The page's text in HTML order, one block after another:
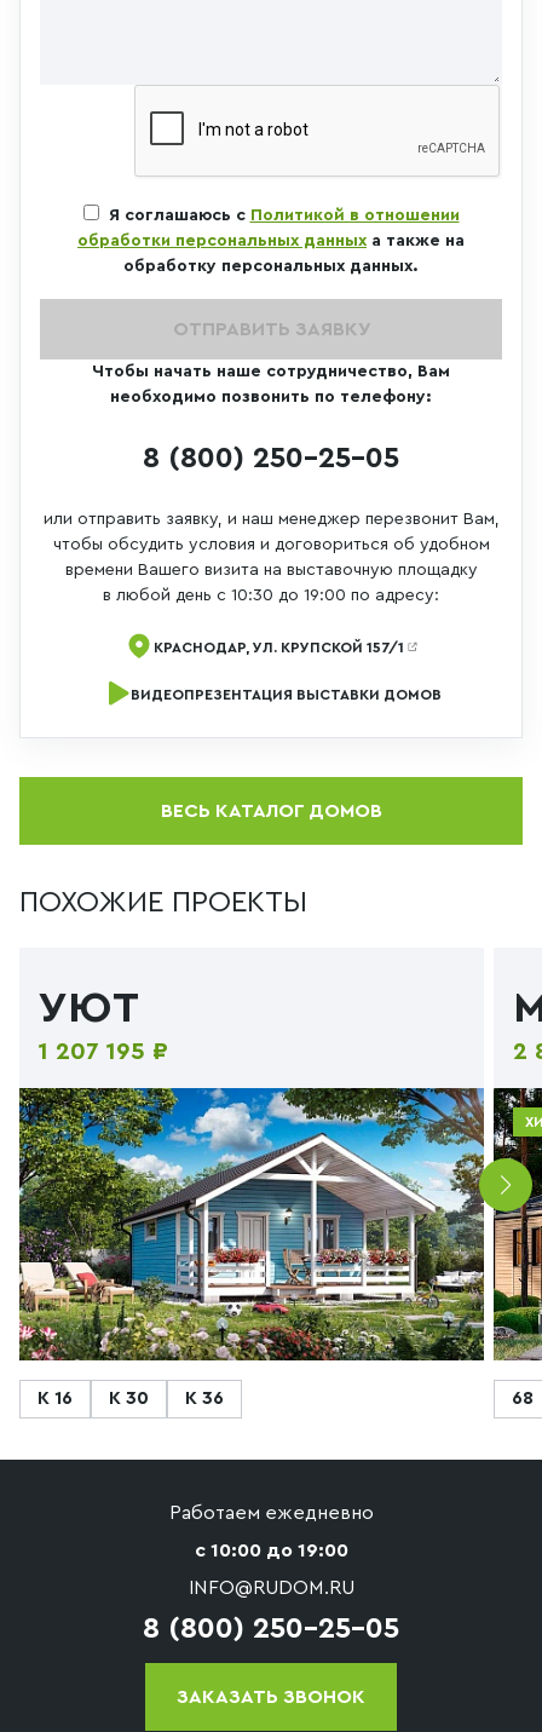
Чтобы начать наше сотрудничество, Вам
необходимо позвонить по телефону:
8 (800) 250-25-05
или отправить заявку, и наш менеджер перезвонит Вам,
чтобы обсудить условия и договориться об удобном
времени Вашего визита на выставочную площадку
в любой день с 10:30 до 19:00 по адресу:
КРАСНОДАР, УЛ. КРУПСКОЙ 157/1
ВИДЕОПРЕЗЕНТАЦИЯ ВЫСТАВКИ ДОМОВ
Я соглашаюсь с Политикой в отношении
обработки персональных данных а также на
обработку персональных данных.
ОТПРАВИТЬ ЗАЯВКУ
ВЕСЬ КАТАЛОГ ДОМОВ
ПОХОЖИЕ ПРОЕКТЫ
УЮТ
1 207 195 ₽
К 16 К 30 К 36
2
68
Работаем ежедневно
с 10:00 до 19:00
INFO@RUDOM.RU
8 (800) 250-25-05
ЗАКАЗАТЬ ЗВОНОК